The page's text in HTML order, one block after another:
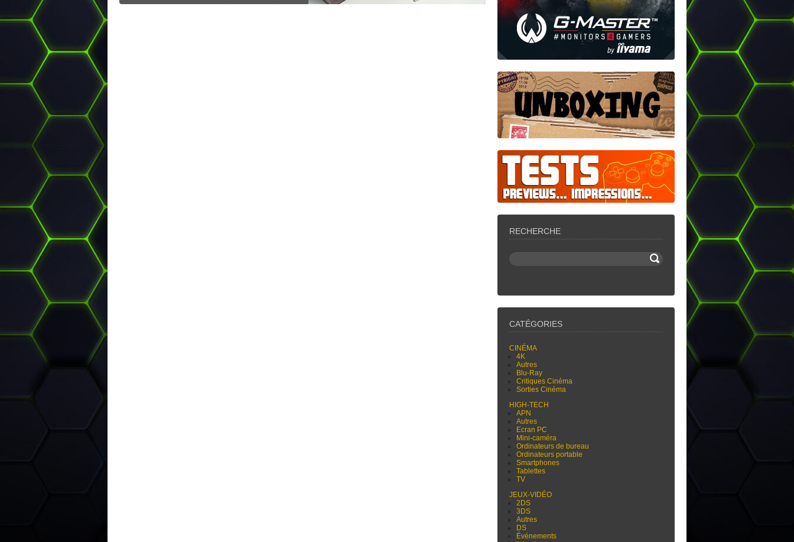
RECHERCHE
CATÉGORIES
CINÉMA
4K
Autres
Blu-Ray
Critiques Cinéma
Sorties Cinéma
HIGH-TECH
APN
Autres
Ecran PC
Mini-caméra
Ordinateurs de bureau
Ordinateurs portable
Smartphones
Tablettes
TV
JEUX-VIDÉO
2DS
3DS
Autres
DS
Événements